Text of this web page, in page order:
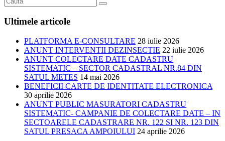
Ultimele articole
PLATFORMA E-CONSULTARE 28 iulie 2026
ANUNT INTERVENTII DEZINSECTIE 22 iulie 2026
ANUNT COLECTARE DATE CADASTRU
SISTEMATIC – SECTOR CADASTRAL NR.84 DIN
SATUL METES 14 mai 2026
BENEFICII CARTE DE IDENTITATE ELECTRONICA
30 aprilie 2026
ANUNT PUBLIC MASURATORI CADASTRU
SISTEMATIC- CAMPANIE DE COLECTARE DATE – IN
SECTOARELE CADASTRARE NR. 122 SI NR. 123 DIN
SATUL PRESACA AMPOIULUI 24 aprilie 2026